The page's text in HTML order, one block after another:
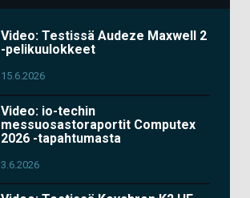
Video: Testissä Audeze Maxwell 2
-pelikuulokkeet
15.6.2026
Video: io-techin
messuosastoraportit Computex
2026 -tapahtumasta
3.6.2026